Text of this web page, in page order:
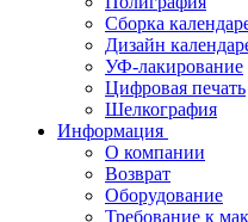
Сборка
Дизайн
УФ-лакирование
Цифровая печать
Шелкография
Информация
О компании
Возврат
Оборудование
Требование к